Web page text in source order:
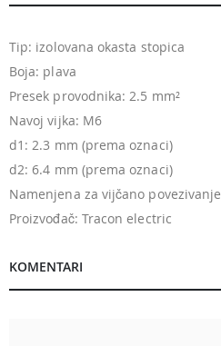
Tip: izolovana okasta stopica
Boja: plava
Presek provodnika: 2.5 mm²
Navoj vijka: M6
d1: 2.3 mm (prema oznaci)
d2: 6.4 mm (prema oznaci)
Namenjena za vijčano
Proizvođač: Tracon electric
KOMENTARI